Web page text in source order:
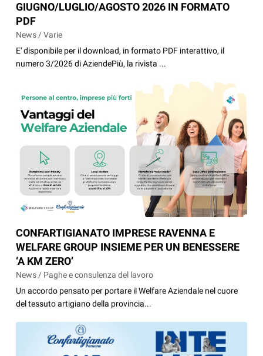
GIUGNO/LUGLIO/AGOSTO 2026 IN FORMATO
PDF
News / Varie
E' disponibile per il download, in formato PDF interattivo, il
numero 3/2026 di AziendePiù, la rivista ...
CONFARTIGIANATO IMPRESE RAVENNA E
WELFARE GROUP INSIEME PER UN BENESSERE
‘A KM ZERO’
News / Paghe e consulenza del lavoro
Un accordo pensato per portare il Welfare Aziendale nel cuore
del tessuto artigiano della provincia...